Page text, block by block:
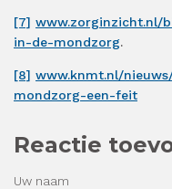
[7] www.zorginzicht.nl/
in-de-mondzorg.
[8] www.knmt.nl/
mondzorg-een-feit
Reactie
Uw naam